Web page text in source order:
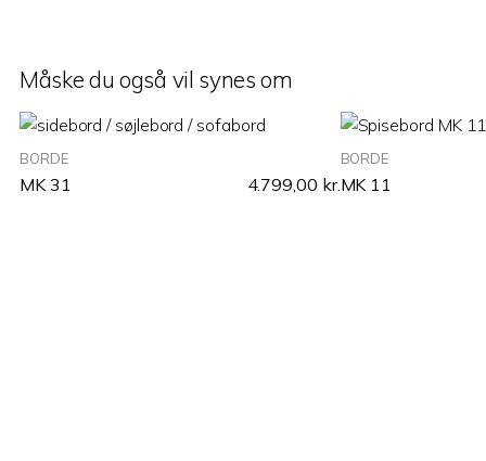
Måske du også vil synes om
BORDE
MK 31 4.799,00 kr.
BORDE
MK 11